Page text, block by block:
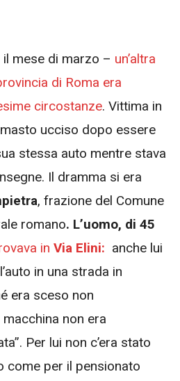
mese di marzo – un’altra
di Roma era
circostanze. Vittima in
ucciso dopo essere
stessa auto mentre stava
Il dramma si era
, frazione del Comune
romano. L’uomo, di 45
in Via Elini: anche lui
in una strada in
era sceso non
non era
Per lui non c’era stato
come per il pensionato